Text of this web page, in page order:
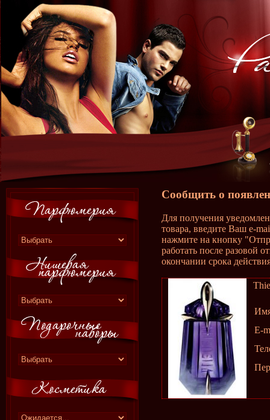
Сообщить о
Для получения
товара, введите Ваш e-
нажмите на кнопку
работать после разовой
окончании срока
E-